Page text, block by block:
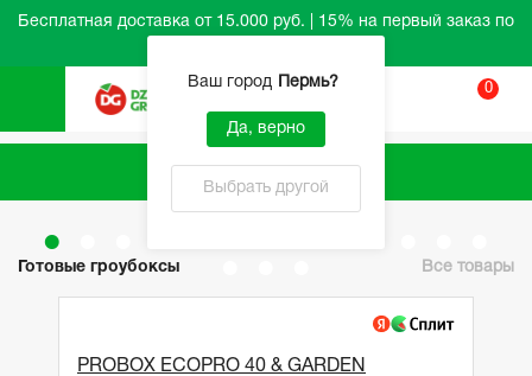
Бесплатная доставка от 15.000 руб. | 15% на первый заказ по
Ваш город Пермь?
Да, верно
Выбрать другой
0
Готовые гроубоксы Все товары
PROBOX ECOPRO 40 & GARDEN